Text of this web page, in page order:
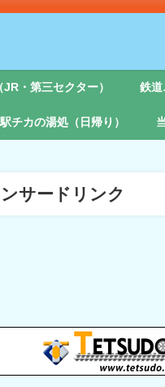
・第三セクター） 鉄道
駅チカの湯処（日帰り）
サードリンク